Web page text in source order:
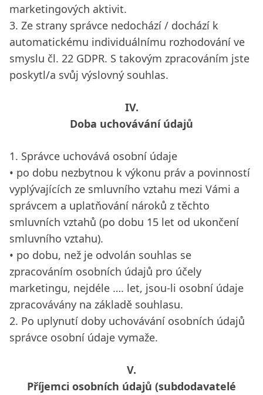
marketingových aktivit.
3. Ze strany správce nedochází / dochází k
automatickému individuálnímu rozhodování ve
smyslu čl. 22 GDPR. S takovým zpracováním jste
poskytl/a svůj výslovný souhlas.
IV.
Doba uchovávání údajů
1. Správce uchovává osobní údaje
• po dobu nezbytnou k výkonu práv a povinností
vyplývajících ze smluvního vztahu mezi Vámi a
správcem a uplatňování nároků z těchto
smluvních vztahů (po dobu 15 let od ukončení
smluvního vztahu).
• po dobu, než je odvolán souhlas se
zpracováním osobních údajů pro účely
marketingu, nejdéle …. let, jsou-li osobní údaje
zpracovávány na základě souhlasu.
2. Po uplynutí doby uchovávání osobních údajů
správce osobní údaje vymaže.
V.
Příjemci osobních údajů (subdodavatelé